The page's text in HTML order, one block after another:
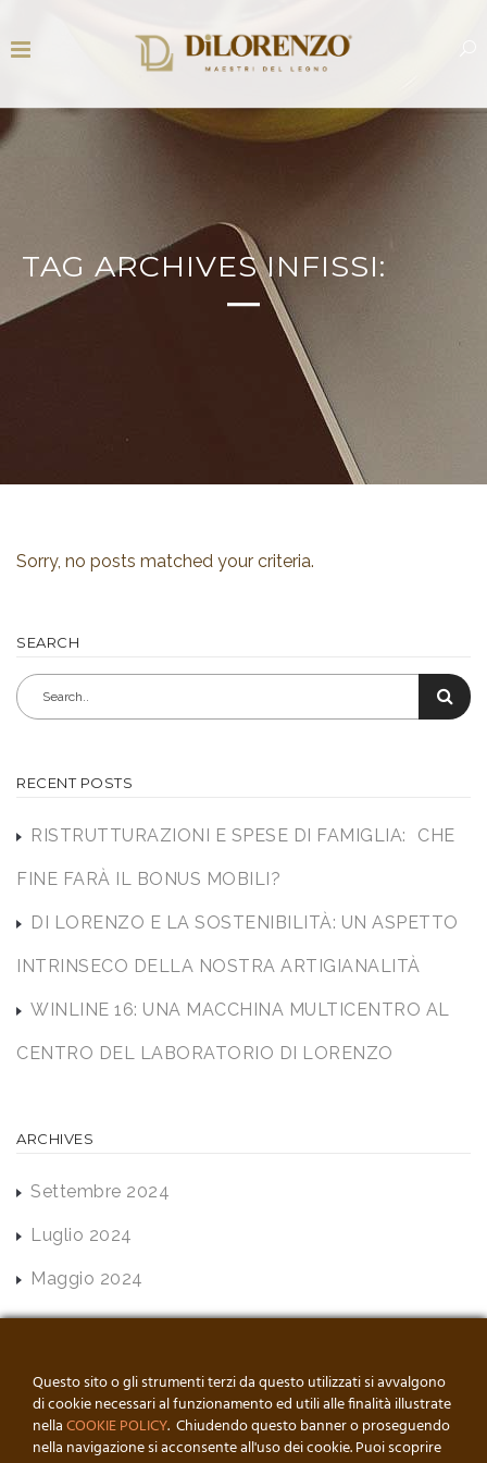
TAG ARCHIVES INFISSI:
Sorry, no posts matched your criteria.
SEARCH
RECENT POSTS
RISTRUTTURAZIONI E SPESE DI FAMIGLIA: CHE
FINE FARÀ IL BONUS MOBILI?
DI LORENZO E LA SOSTENIBILITÀ: UN ASPETTO
INTRINSECO DELLA NOSTRA ARTIGIANALITÀ
WINLINE 16: UNA MACCHINA MULTICENTRO AL
CENTRO DEL LABORATORIO DI LORENZO
ARCHIVES
Settembre 2024
Luglio 2024
Maggio 2024
Questo sito o gli strumenti terzi da questo utilizzati si avvalgono
di cookie necessari al funzionamento ed utili alle finalità illustrate
nellaCOOKIE POLICY. Chiudendo questo banner o proseguendo
nella navigazione si acconsente all'uso dei cookie. Puoi scoprire